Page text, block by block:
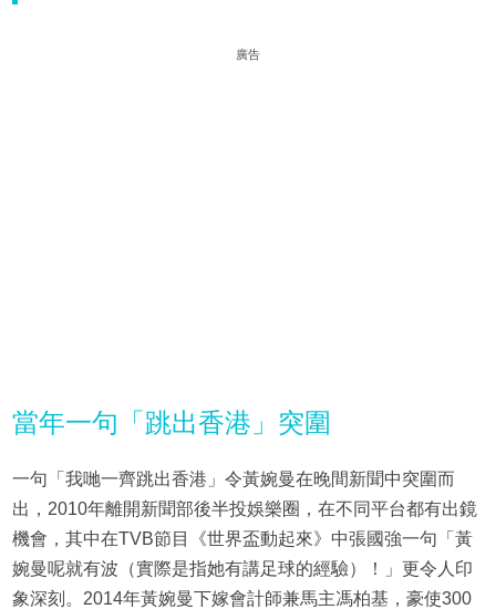
廣告
當年一句「跳出香港」突圍
一句「我哋一齊跳出香港」令黃婉曼在晚間新聞中突圍而
出，2010年離開新聞部後半投娛樂圈，在不同平台都有出鏡
機會，其中在TVB節目《世界盃動起來》中張國強一句「黃
婉曼呢就有波（實際是指她有講足球的經驗）！」更令人印
象深刻。2014年黃婉曼下嫁會計師兼馬主馮柏基，豪使300